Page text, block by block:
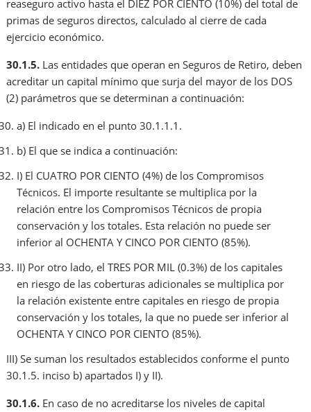
reaseguro activo hasta el DIEZ POR CIENTO (10%) del total de
primas de seguros directos, calculado al cierre de cada
ejercicio económico.
30.1.5. Las entidades que operan en Seguros de Retiro, deben
acreditar un capital mínimo que surja del mayor de los DOS
(2) parámetros que se determinan a continuación:
a) El indicado en el punto 30.1.1.1.
b) El que se indica a continuación:
I) El CUATRO POR CIENTO (4%) de los Compromisos
Técnicos. El importe resultante se multiplica por la
relación entre los Compromisos Técnicos de propia
conservación y los totales. Esta relación no puede ser
inferior al OCHENTA Y CINCO POR CIENTO (85%).
II) Por otro lado, el TRES POR MIL (0.3%) de los capitales
en riesgo de las coberturas adicionales se multiplica por
la relación existente entre capitales en riesgo de propia
conservación y los totales, la que no puede ser inferior al
OCHENTA Y CINCO POR CIENTO (85%).
III) Se suman los resultados establecidos conforme el punto
30.1.5. inciso b) apartados I) y II).
30.1.6. En caso de no acreditarse los niveles de capital